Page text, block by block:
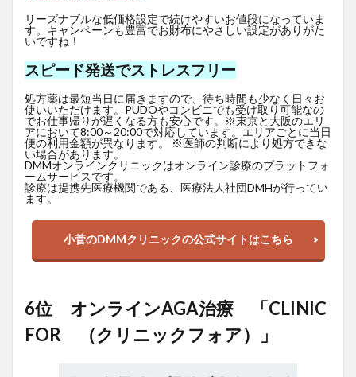
リーズナブルな低価格設定で続けやすいお値段になっていま
す。キャンペーンも豊富でお財布にやさしい設定がありがた
いですね！
スピード発送でストレスフリー
処方薬は最短当日に届きますので、待ち時間も少なく日々お
使いいただけます。PUDOやコンビニでも受け取り可能なの
でお仕事帰りが遅くなる方も安心です。※東京と大阪のエリ
アにおいて8:00～20:00で対応しています。エリアごとに当日
便の利用金額が異なります。 ※医師の判断により処方できな
い場合があります。
DMMオンラインクリニックはオンライン診療のプラットフォ
ームサービスです。
診療は提携先医療機関である、医療法人社団DMHが行ってい
ます。
小菅のDMMクリニックの公式サイトはこちら
6位 オンラインAGA治療 「CLINIC
FOR （クリニックフォア）」